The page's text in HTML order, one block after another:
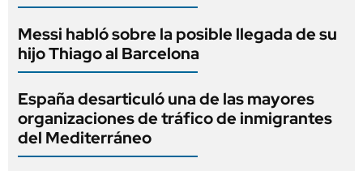
Messi habló sobre la posible llegada de su
hijo Thiago al Barcelona
España desarticuló una de las mayores
organizaciones de tráfico de inmigrantes
del Mediterráneo